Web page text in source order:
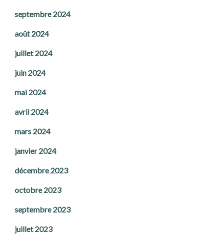
septembre 2024
août 2024
juillet 2024
juin 2024
mai 2024
avril 2024
mars 2024
janvier 2024
décembre 2023
octobre 2023
septembre 2023
juillet 2023